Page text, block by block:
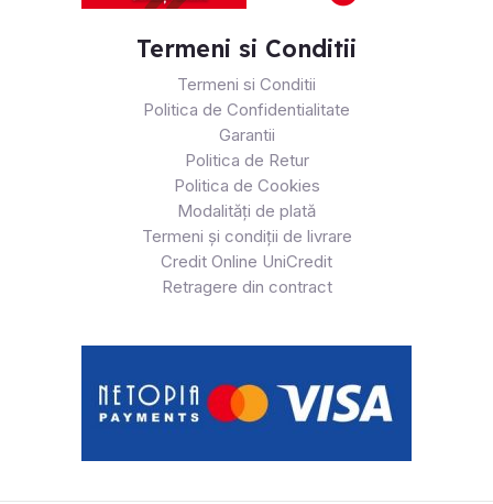
Termeni si Conditii
Termeni si Conditii
Politica de Confidentialitate
Garantii
Politica de Retur
Politica de Cookies
Modalități de plată
Termeni și condiții de livrare
Credit Online UniCredit
Retragere din contract